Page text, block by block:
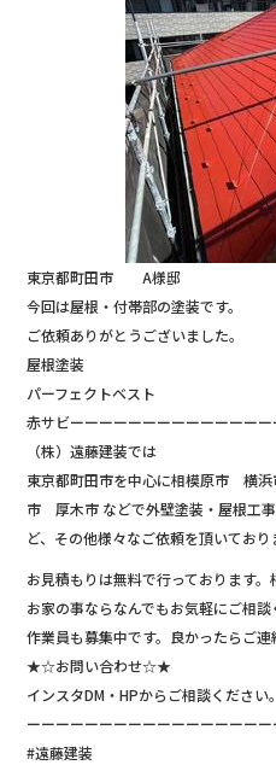
東京都町田市 A様邸
今回は屋根・付帯部の塗装です。
ご依頼ありがとうございました。
屋根塗装
パーフェクトベスト
赤サビーーーーーーーーーーーーー
（株）遠藤建装では
東京都町田市を中心に相模原市
市 厚木市 などで外壁塗装・屋根工
ど、その他様々なご依頼を頂いており
お見積もりは無料で行っております。
お家の事ならなんでもお気軽にご相談
作業員も募集中です。良かったらご連
★☆お問い合わせ☆★
インスタDM・HPからご相談ください。
ーーーーーーーーーーーーーーーーー
#遠藤建装